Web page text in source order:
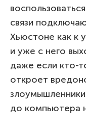
связи
Хьюстоне как к
и уже с него
даже если кто-
откроет
до компьютера